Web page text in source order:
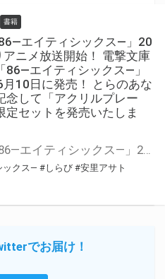
書籍
エイティシックス―」20
ニメ放送開始！ 電撃文庫
86―エイティシックス―」
10日に発売！ とらのあな
念して「アクリルプレー
定セットを発売いたしま
TVアニメ「86―エイティシックス―」2021年4月よりアニメ放送開始！ 電撃文庫の大人気作「86―エイティシックス―」最新10巻が6月10日に発売！ とらのあなでは発売を記念して「アクリルプレート付き限定セット」を発売いたします。 是非この機会にお買い求めください！
ックス― #しらび #安里アサト
でお届け！